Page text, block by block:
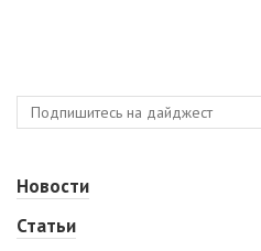
Новости
Статьи